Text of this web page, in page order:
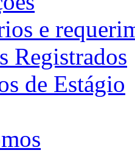
e
Registrados
de Estágio